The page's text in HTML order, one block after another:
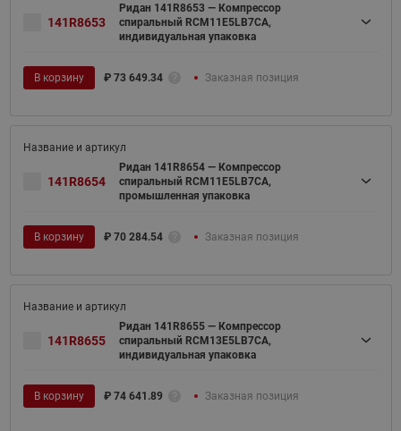
141R8653
Ридан 141R8653 — Компрессор
спиральный RCM11E5LB7CA,
индивидуальная упаковка
В корзину ₽ 73 649.34 Заказная позиция
141R8654
Ридан 141R8654 — Компрессор
спиральный RCM11E5LB7CA,
промышленная упаковка
В корзину ₽ 70 284.54 Заказная позиция
141R8655
Ридан 141R8655 — Компрессор
спиральный RCM13E5LB7CA,
индивидуальная упаковка
В корзину ₽ 74 641.89 Заказная позиция